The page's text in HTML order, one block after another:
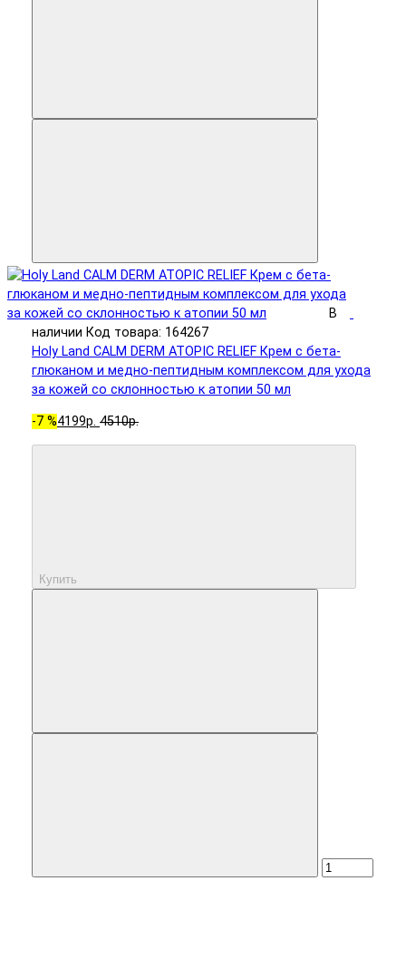
В
наличии Код товара: 164267
Holy Land CALM DERM ATOPIC RELIEF Крем с бета-
глюканом и медно-пептидным комплексом для ухода
за кожей со склонностью к атопии 50 мл
-7 %4199р. 4510р.
Купить